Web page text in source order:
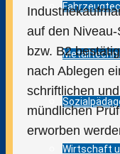
Wirtschaft
auf den
bzw. B2
nach Ablegen
schriftlichen und
mündlichen
erworben